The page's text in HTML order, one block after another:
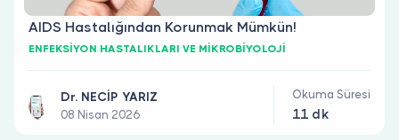
AIDS Hastalığından Korunmak Mümkün!
ENFEKSİYON HASTALIKLARI VE MİKROBİYOLOJİ
Dr. NECİP YARIZ
08 Nisan 2026
Okuma Süresi
11 dk